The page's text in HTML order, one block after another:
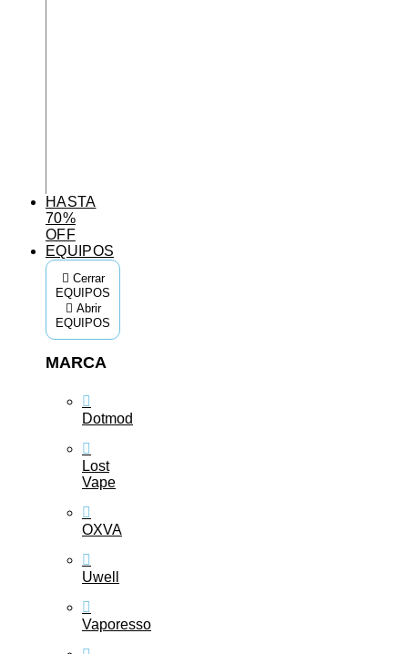
HASTA
70%
OFF
EQUIPOS
Cerrar
EQUIPOS
Abrir
EQUIPOS
MARCA
Dotmod
Lost
Vape
OXVA
Uwell
Vaporesso